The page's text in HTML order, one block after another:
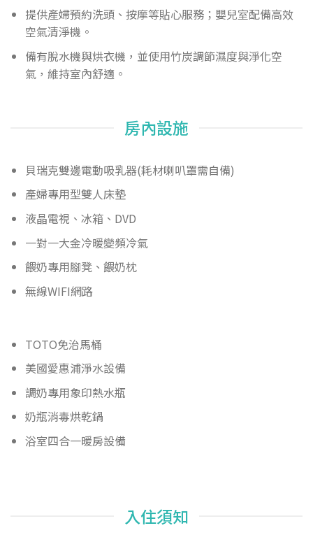
提供產婦預約洗頭、按摩等貼心服務；嬰兒室配備高效
空氣清淨機。
備有脫水機與烘衣機，並使用竹炭調節濕度與淨化空
氣，維持室內舒適。
房內設施
貝瑞克雙邊電動吸乳器(耗材喇叭罩需自備)
產婦專用型雙人床墊
液晶電視、冰箱、DVD
一對一大金冷暖變頻冷氣
餵奶專用腳凳、餵奶枕
無線WIFI網路
TOTO免治馬桶
美國愛惠浦淨水設備
調奶專用象印熱水瓶
奶瓶消毒烘乾鍋
浴室四合一暖房設備
入住須知